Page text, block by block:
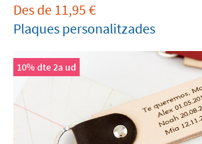
Des de 11,95 €
Plaques personalitzades
10% dte 2a ud